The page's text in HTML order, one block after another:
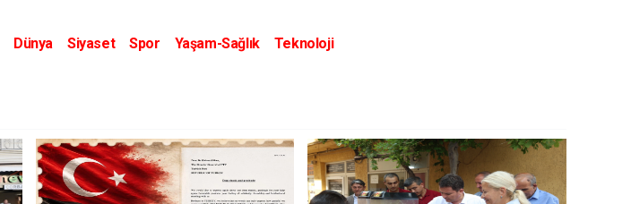
Dünya Siyaset Spor Yaşam-Sağlık
Teknoloji